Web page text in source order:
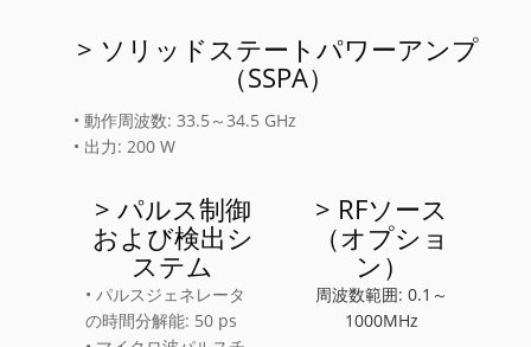
> ソリッドステートパワーアンプ
（SSPA）
• 動作周波数: 33.5～34.5 GHz
• 出力: 200 W
> パルス制御
および検出シ
ステム
• パルスジェネレータ
の時間分解能: 50 ps
> RFソース
（オプショ
ン）
周波数範囲:0.1～
1000MHz